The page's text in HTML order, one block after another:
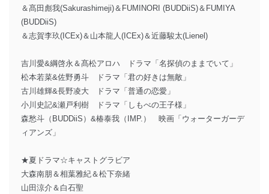
＆髙田彪我(Sakurashimeji)＆FUMINORI (BUDDiiS)＆FUMIYA
(BUDDiiS)
＆志賀李玖(ICEx)＆山本龍人(ICEx)＆近藤駿太(Lienel)
吉川愛&綱啓永＆髙松アロハ ドラマ「名探偵のままでいて」
松本若菜&佐野勇斗 ドラマ「君の好きは無敵」
古川雄輝&長野凌大 ドラマ「普通の恋愛」
小川史記&瀬戸利樹 ドラマ「しもべの王子様」
森愁斗（BUDDiiS）&椿泰我（IMP.） 映画「ウォーターガーデ
ィアンズ」
★夏ドラマ☆キャストグラビア
大森南朋＆相葉雅紀＆松下奈緒
山田涼介＆白石聖